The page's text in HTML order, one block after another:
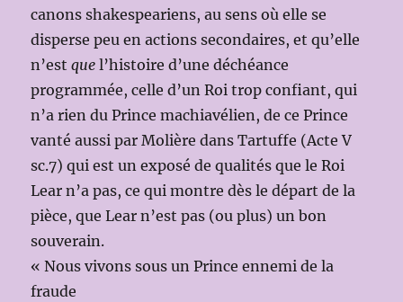
canons shakespeariens, au sens où elle se
disperse peu en actions secondaires, et qu’elle
n’estque l’histoire d’une déchéance
programmée, celle d’un Roi trop confiant, qui
n’a rien du Prince machiavélien, de ce Prince
vanté aussi par Molière dans Tartuffe (Acte V
sc.7) qui est un exposé de qualités que le Roi
Lear n’a pas, ce qui montre dès le départ de la
pièce, que Lear n’est pas (ou plus) un bon
souverain.
« Nous vivons sous un Prince ennemi de la
fraude